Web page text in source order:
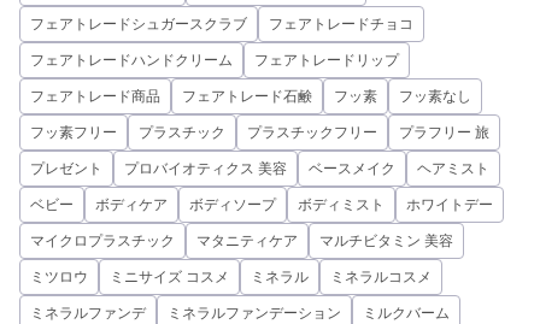
フェアトレードシュガースクラブ フェアトレードチョコ
フェアトレードハンドクリーム フェアトレードリップ
フェアトレード商品 フェアトレード石鹸 フッ素 フッ素なし
フッ素フリー プラスチック プラスチックフリー プラフリー 旅
プレゼント プロバイオティクス 美容 ベースメイク ヘアミスト
ベビー ボディケア ボディソープ ボディミスト ホワイトデー
マイクロプラスチック マタニティケア マルチビタミン 美容
ミツロウ ミニサイズ コスメ ミネラル ミネラルコスメ
ミネラルファンデ ミネラルファンデーション ミルクバーム